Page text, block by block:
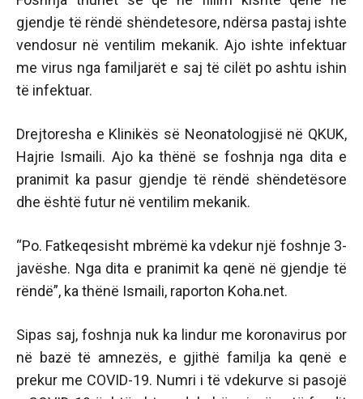
gjendje të rëndë shëndetesore, ndërsa pastaj ishte
vendosur në ventilim mekanik. Ajo ishte infektuar
me virus nga familjarët e saj të cilët po ashtu ishin
të infektuar.
Drejtoresha e Klinikës së Neonatologjisë në QKUK,
Hajrie Ismaili. Ajo ka thënë se foshnja nga dita e
pranimit ka pasur gjendje të rëndë shëndetësore
dhe është futur në ventilim mekanik.
“Po. Fatkeqesisht mbrëmë ka vdekur një foshnje 3-
javëshe. Nga dita e pranimit ka qenë në gjendje të
rëndë”, ka thënë Ismaili, raporton Koha.net.
Sipas saj, foshnja nuk ka lindur me koronavirus por
në bazë të amnezës, e gjithë familja ka qenë e
prekur me COVID-19. Numri i të vdekurve si pasojë